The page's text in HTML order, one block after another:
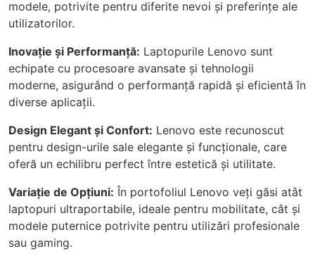
modele, potrivite pentru diferite nevoi și preferințe ale
utilizatorilor.
Inovație și Performanță: Laptopurile Lenovo sunt
echipate cu procesoare avansate și tehnologii
moderne, asigurând o performanță rapidă și eficientă în
diverse aplicații.
Design Elegant și Confort: Lenovo este recunoscut
pentru design-urile sale elegante și funcționale, care
oferă un echilibru perfect între estetică și utilitate.
Variație de Opțiuni: În portofoliul Lenovo veți găsi atât
laptopuri ultraportabile, ideale pentru mobilitate, cât și
modele puternice potrivite pentru utilizări profesionale
sau gaming.